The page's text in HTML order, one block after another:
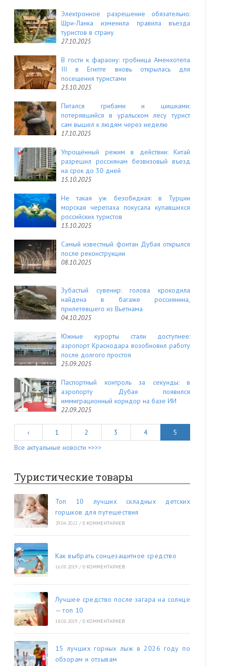
Электронное разрешение обязательно:
Шри-Ланка изменила правила въезда
туристов в страну
27.10.2025
В гости к фараону: гробница Аменхотепа
III в Египте вновь открылась для
посещения туристами
23.10.2025
Питался грибами и шишками:
потерявшийся в уральском лесу турист
сам вышел к людям через неделю
17.10.2025
Упрощённый режим в действии: Китай
разрешил россиянам безвизовый въезд
на срок до 30 дней
15.10.2025
Не такая уж безобидная: в Турции
морская черепаха покусала купавшихся
российских туристов
13.10.2025
Самый известный фонтан Дубая открылся
после реконструкции
08.10.2025
Зубастый сувенир: голова крокодила
найдена в багаже россиянина,
прилетевшего из Вьетнама
04.10.2025
Южные курорты стали доступнее:
аэропорт Краснодара возобновил работу
после долгого простоя
25.09.2025
Паспортный контроль за секунды: в
аэропорту Дубая появился
иммиграционный коридор на базе ИИ
22.09.2025
‹ 1 2 3 4
5
Все актуальные новости =>>>
Туристические товары
Топ 10 лучших складных детских
горшков для путешествия
29.04.2022 / 0 КОММЕНТАРИЕВ
Как выбрать сонцезащитное средство
16.08.2019 / 0 КОММЕНТАРИЕВ
Лучшее средство после загара на солнце
— топ 10
18.08.2019 / 0 КОММЕНТАРИЕВ
15 лучших горных лыж в 2026 году по
обзорам и отзывам